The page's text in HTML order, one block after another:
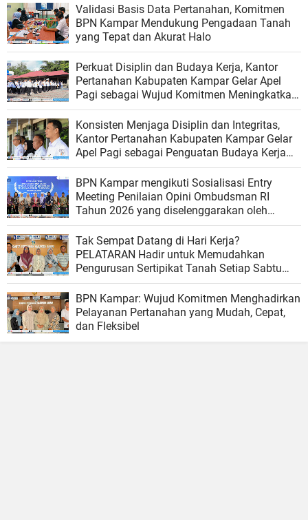
Validasi Basis Data Pertanahan, Komitmen
BPN Kampar Mendukung Pengadaan Tanah
yang Tepat dan Akurat Halo
Perkuat Disiplin dan Budaya Kerja, Kantor
Pertanahan Kabupaten Kampar Gelar Apel
Pagi sebagai Wujud Komitmen Meningkatkan
Kualitas Pelayanan
Konsisten Menjaga Disiplin dan Integritas,
Kantor Pertanahan Kabupaten Kampar Gelar
Apel Pagi sebagai Penguatan Budaya Kerja
Organisasi
BPN Kampar mengikuti Sosialisasi Entry
Meeting Penilaian Opini Ombudsman RI
Tahun 2026 yang diselenggarakan oleh
Ombudsman RI
Tak Sempat Datang di Hari Kerja?
PELATARAN Hadir untuk Memudahkan
Pengurusan Sertipikat Tanah Setiap Sabtu
dan Minggu
BPN Kampar: Wujud Komitmen Menghadirkan
Pelayanan Pertanahan yang Mudah, Cepat,
dan Fleksibel